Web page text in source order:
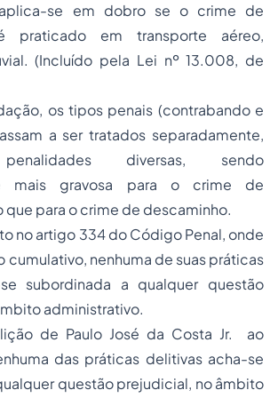
se em dobro se o crime de
praticado em transporte aéreo,
(Incluído pela Lei nº 13.008, de
os tipos penais (contrabando e
a ser tratados separadamente,
diversas, sendo
mais gravosa para o crime de
para o crime de descaminho.
no artigo 334 do Código Penal, onde
cumulativo, nenhuma de suas práticas
subordinada a qualquer questão
administrativo.
de Paulo José da Costa Jr. ao
das práticas delitivas acha-se
questão prejudicial, no âmbito